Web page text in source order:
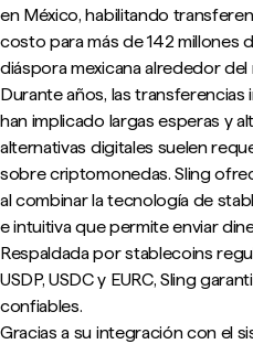
en México, habilitando
costo para más de 142 millones
diáspora mexicana alrededor del
Durante años, las
han implicado largas esperas y
alternativas digitales suelen
sobre criptomonedas. Sling
al combinar la tecnología de
e intuitiva que permite enviar
Respaldada por stablecoins
USDP, USDC y EURC, Sling
confiables.
Gracias a su integración con el